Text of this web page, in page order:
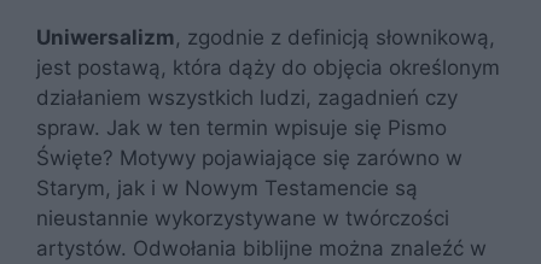
Uniwersalizm, zgodnie z definicją słownikową,
jest postawą, która dąży do objęcia określonym
działaniem wszystkich ludzi, zagadnień czy
spraw. Jak w ten termin wpisuje się Pismo
Święte? Motywy pojawiające się zarówno w
Starym, jak i w Nowym Testamencie są
nieustannie wykorzystywane w twórczości
artystów. Odwołania biblijne można znaleźć w